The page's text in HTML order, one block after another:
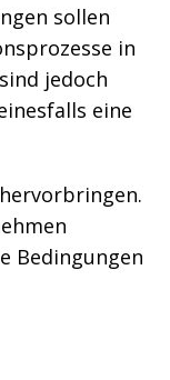
sollen
in
jedoch
eine
Bedingungen